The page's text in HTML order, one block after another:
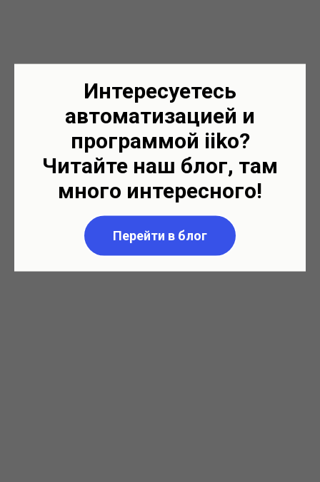
Интересуетесь
автоматизацией и
программой iiko?
Читайте наш блог, там
много интересного!
Перейти в блог